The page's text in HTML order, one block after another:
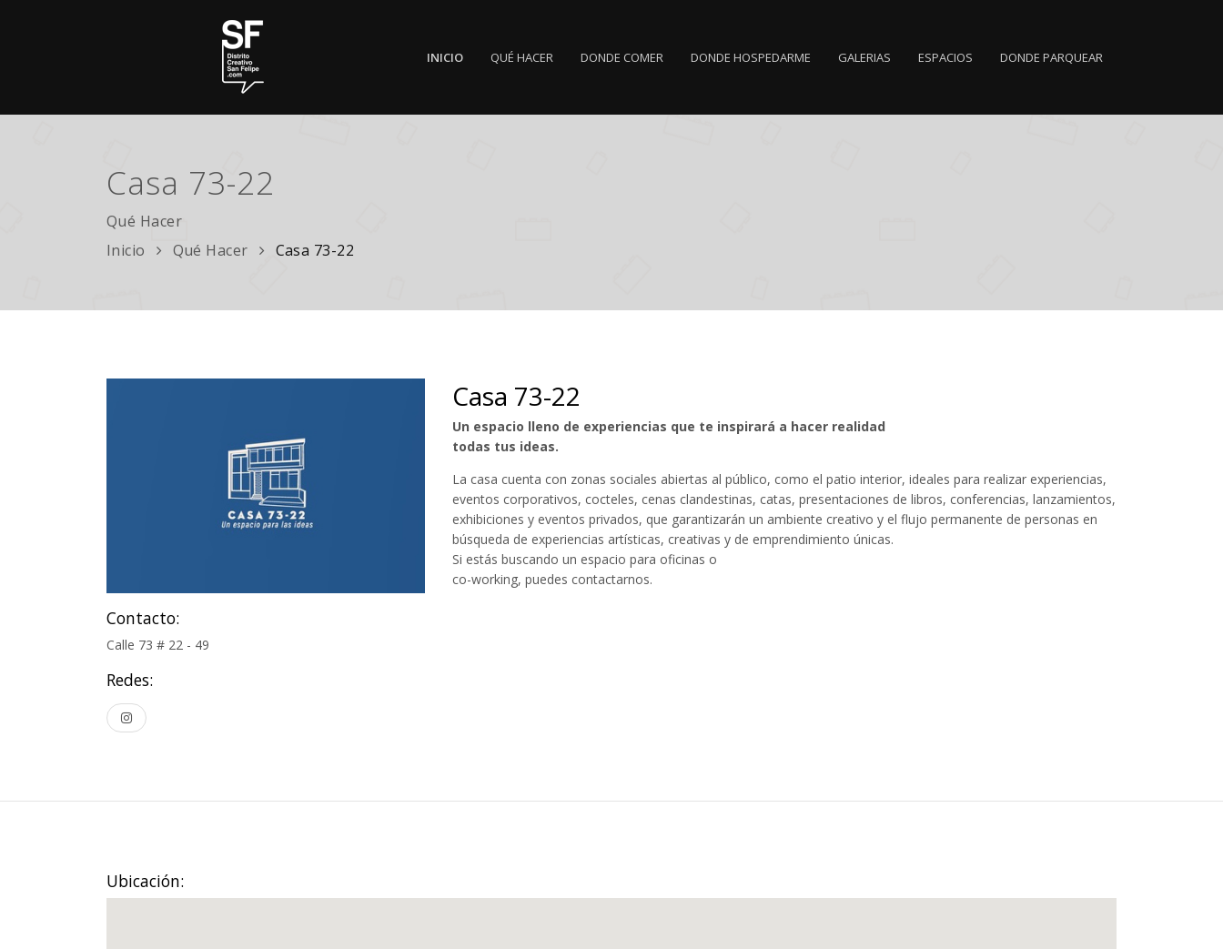
INICIO QUÉ HACER DONDE COMER DONDE HOSPEDARME GALERIAS ESPACIOS DONDE PARQUEAR
Casa 73-22
Qué Hacer
Inicio
Qué Hacer Casa 73-22
Contacto:
Calle 73 # 22 - 49
Redes:
Casa 73-22
Un espacio lleno de experiencias que te inspirará a hacer realidad
todas tus ideas.
La casa cuenta con zonas sociales abiertas al público, como el patio interior, ideales para realizar experiencias,
eventos corporativos, cocteles, cenas clandestinas, catas, presentaciones de libros, conferencias, lanzamientos,
exhibiciones y eventos privados, que garantizarán un ambiente creativo y el flujo permanente de personas en
búsqueda de experiencias artísticas, creativas y de emprendimiento únicas.
Si estás buscando un espacio para oficinas o
co-working, puedes contactarnos.
Ubicación: